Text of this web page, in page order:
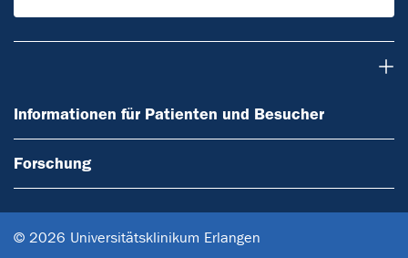
Informationen für Patienten und Besucher
Forschung
© 2026 Universitätsklinikum Erlangen